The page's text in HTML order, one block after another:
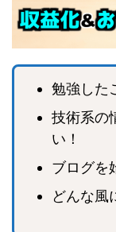
勉強した
技術系の
い！
ブログを
どんな風